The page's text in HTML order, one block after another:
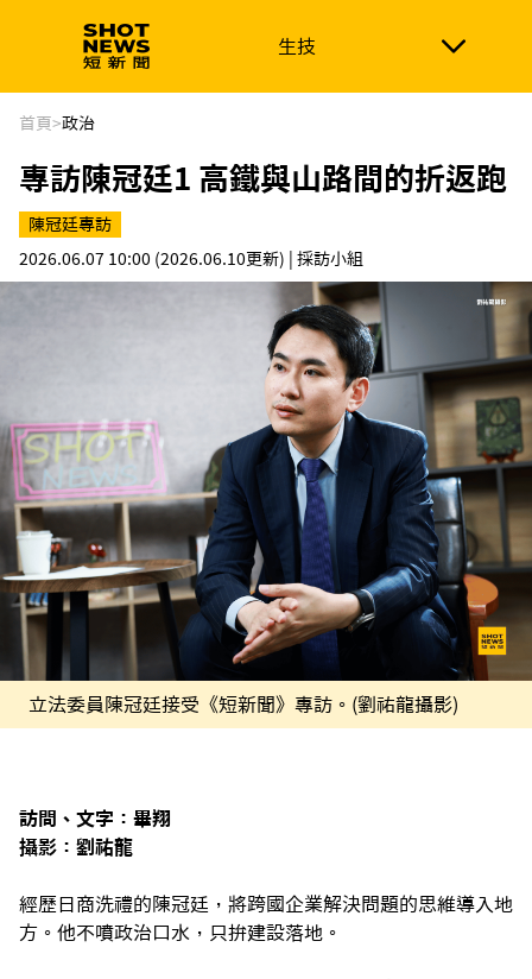
生技
生技 政治
新南向 體育
首頁>政治
專訪陳冠廷1 高鐵與山路間的折返跑
陳冠廷專訪
2026.06.07 10:00 (2026.06.10更新) | 採訪小組
立法委員陳冠廷接受《短新聞》專訪。(劉祐龍攝影)
訪問、文字：畢翔
攝影：劉祐龍
經歷日商洗禮的陳冠廷，將跨國企業解決問題的思維導入地
方。他不噴政治口水，只拚建設落地。